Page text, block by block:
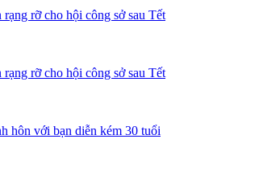
rỡ cho hội công sở sau Tết
rỡ cho hội công sở sau Tết
hôn với bạn diễn kém 30 tuổi